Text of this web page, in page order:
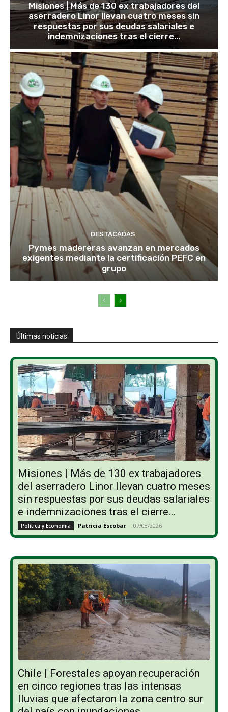
Misiones | Más de 130 ex trabajadores del
aserradero Linor llevan cuatro meses sin
respuestas por sus deudas salariales e
indemnizaciones tras el cierre...
DESTACADAS
Pymes madereras avanzan en mercados
exigentes mediante la certificación PEFC en
grupo
Últimas noticias
Misiones | Más de 130 ex trabajadores
del aserradero Linor llevan cuatro meses
sin respuestas por sus deudas salariales
e indemnizaciones tras el cierre...
Política y Economía Patricia Escobar - 07/08/2026
Chile | Forestales apoyan recuperación
en cinco regiones tras las intensas
lluvias que afectaron la zona centro sur